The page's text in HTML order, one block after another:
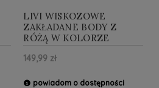
LIVI WISKOZOWE
ZAKŁADANE BODY Z
RÓŻĄ W KOLORZE
CAPPUCCINO
149,99 zł
powiadom o dostępności